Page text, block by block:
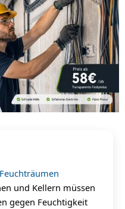
und Kellern müssen
gegen Feuchtigkeit